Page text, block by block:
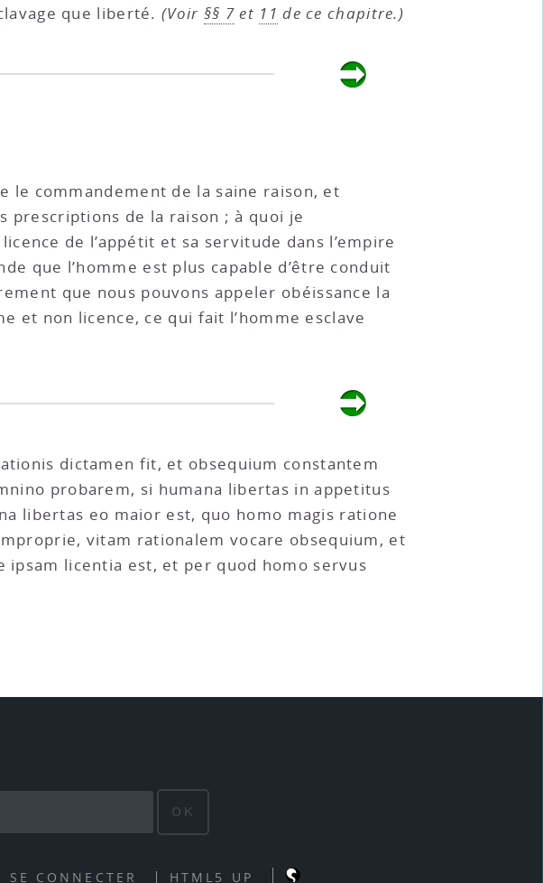
que liberté.(Voir §§ 7 et 11 de ce chapitre.)
le commandement de la saine raison, et
prescriptions de la raison ; à quoi je
de l’appétit et sa servitude dans l’empire
que l’homme est plus capable d’être conduit
que nous pouvons appeler obéissance la
et non licence, ce qui fait l’homme esclave
dictamen fit, et obsequium constantem
probarem, si humana libertas in appetitus
libertas eo maior est, quo homo magis ratione
vitam rationalem vocare obsequium, et
licentia est, et per quod homo servus
OK
SE CONNECTER HTML5 UP